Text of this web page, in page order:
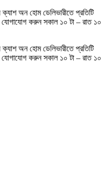
ক্যাশ অন হোম ডেলিভারীতে প্রতিটি
করুন সকাল ১০ টা – রাত ১০
ক্যাশ অন হোম ডেলিভারীতে প্রতিটি
করুন সকাল ১০ টা – রাত ১০